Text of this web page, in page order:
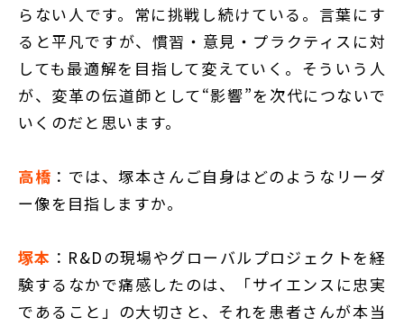
らない人です。常に挑戦し続けている。言葉にす
ると平凡ですが、慣習・意見・プラクティスに対
しても最適解を目指して変えていく。そういう人
が、変革の伝道師として“影響”を次代につないで
いくのだと思います。
高橋 ：では、塚本さんご自身はどのようなリーダ
ー像を目指しますか。
塚本 ：R&Dの現場やグローバルプロジェクトを経
験するなかで痛感したのは、「サイエンスに忠実
であること」の大切さと、それを患者さんが本当